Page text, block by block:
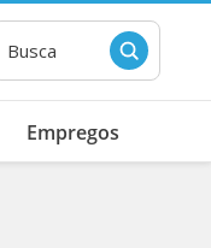
Busca
Empregos